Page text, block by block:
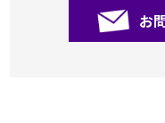
お